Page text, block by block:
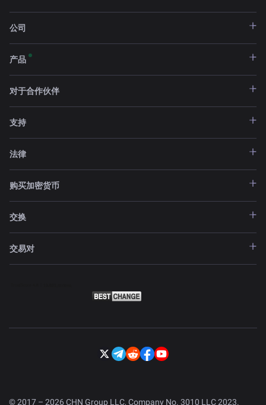
公司
产品
对于合作伙伴
支持
法律
购买加密货币
交换
交易对
© 2017 – 2026 CHN Group LLC, Company No. 3010 LLC 2023.